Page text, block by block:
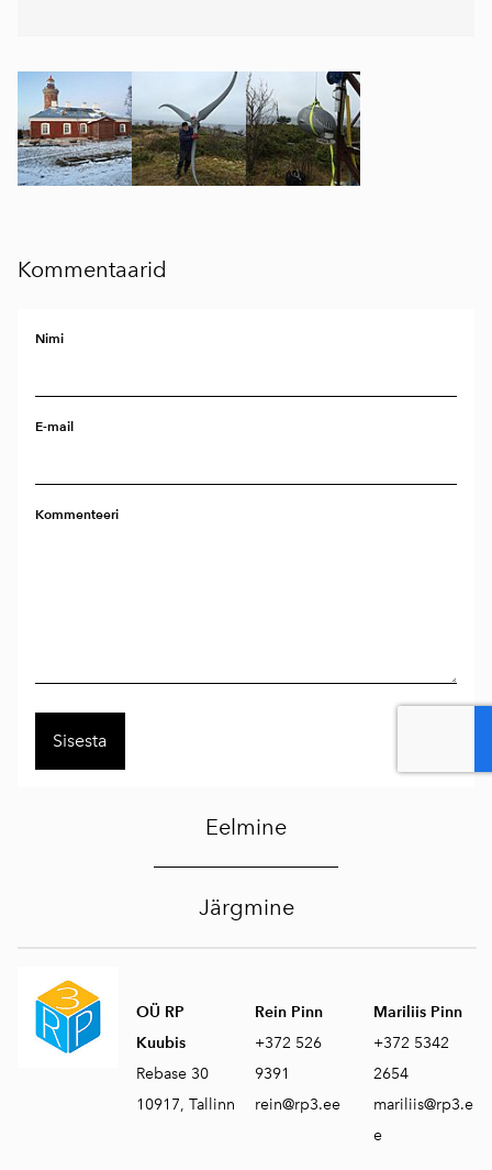
Kommentaarid
Nimi
E-mail
Kommenteeri
Eelmine
Järgmine
OÜ RP
Kuubis
Rebase 30
10917, Tallinn
Rein Pinn
+372 526
9391
rein@rp3.ee
Mariliis Pinn
+372 5342
2654
mariliis@rp3.e
e